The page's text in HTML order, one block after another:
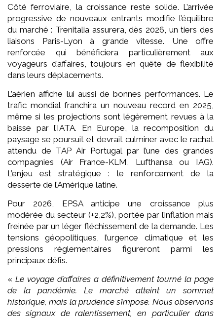
Côté ferroviaire, la croissance reste solide. L’arrivée
progressive de nouveaux entrants modifie l’équilibre
du marché : Trenitalia assurera, dès 2026, un tiers des
liaisons Paris-Lyon à grande vitesse. Une offre
renforcée qui bénéficiera particulièrement aux
voyageurs d’affaires, toujours en quête de flexibilité
dans leurs déplacements.
L’aérien affiche lui aussi de bonnes performances. Le
trafic mondial franchira un nouveau record en 2025,
même si les projections sont légèrement revues à la
baisse par l’IATA. En Europe, la recomposition du
paysage se poursuit et devrait culminer avec le rachat
attendu de TAP Air Portugal par l’une des grandes
compagnies (Air France-KLM, Lufthansa ou IAG).
L’enjeu est stratégique : le renforcement de la
desserte de l’Amérique latine.
Pour 2026, EPSA anticipe une croissance plus
modérée du secteur (+2,2%), portée par l’inflation mais
freinée par un léger fléchissement de la demande. Les
tensions géopolitiques, l’urgence climatique et les
pressions réglementaires figureront parmi les
principaux défis.
« Le voyage d’affaires a définitivement tourné la page
de la pandémie. Le marché atteint un sommet
historique, mais la prudence s’impose. Nous observons
des signaux de ralentissement, en particulier dans